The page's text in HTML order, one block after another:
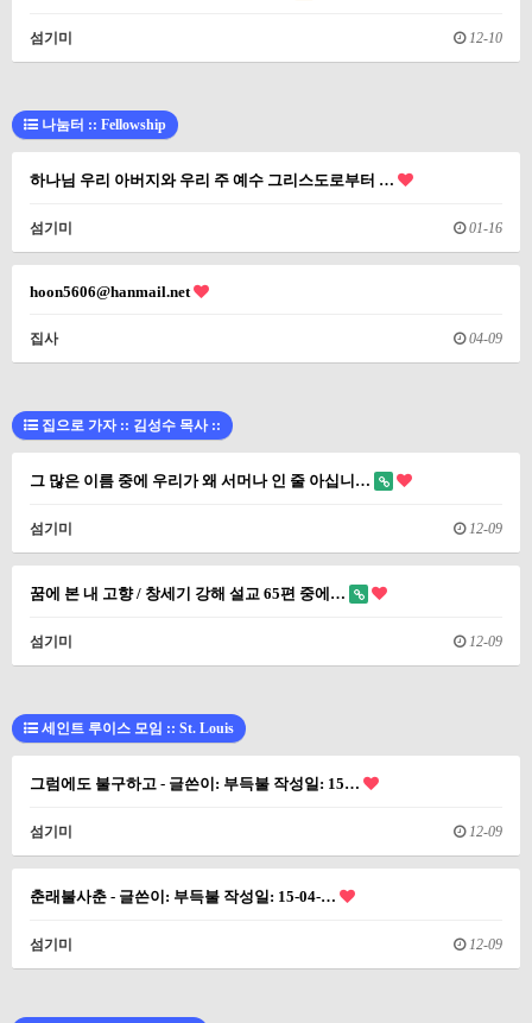
섬기미 12-10
나눔터 :: Fellowship
하나님 우리 아버지와 우리 주 예수 그리스도로부터 …
섬기미 01-16
hoon5606@hanmail.net
집사 04-09
집으로 가자 :: 김성수 목사 ::
그 많은 이름 중에 우리가 왜 서머나 인 줄 아십니…
섬기미 12-09
꿈에 본 내 고향 / 창세기 강해 설교 65편 중에…
섬기미 12-09
세인트 루이스 모임 :: St. Louis
그럼에도 불구하고 - 글쓴이: 부득불 작성일: 15…
섬기미 12-09
춘래불사춘 - 글쓴이: 부득불 작성일: 15-04-…
섬기미 12-09